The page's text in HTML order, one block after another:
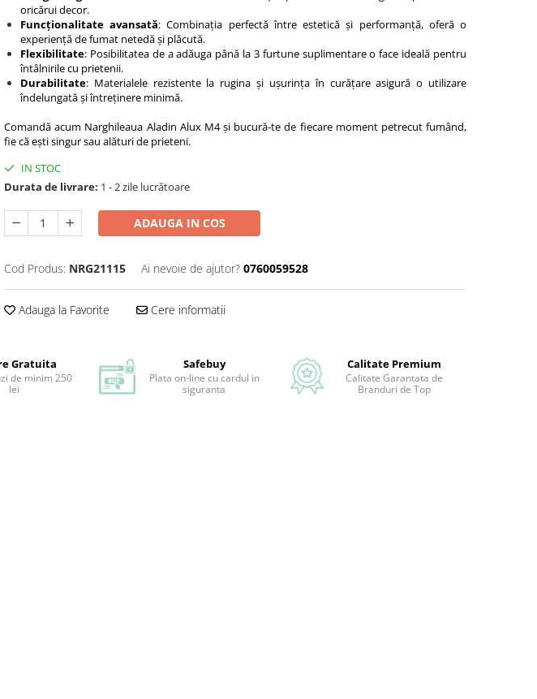
oricărui decor.
Funcționalitate avansată: Combinația perfectă între estetică și performanță, oferă o
experiență de fumat netedă și plăcută.
Flexibilitate: Posibilitatea de a adăuga până la 3 furtune suplimentare o face ideală pentru
întâlnirile cu prietenii.
Durabilitate: Materialele rezistente la rugina și ușurința în curățare asigură o utilizare
îndelungată și întreținere minimă.
Comandă acum Narghileaua Aladin Alux M4 și bucură-te de fiecare moment petrecut fumând,
fie că ești singur sau alături de prieteni.
IN STOC
Durata de livrare: 1 - 2 zile lucrătoare
ADAUGA IN COS
Cod Produs: NRG21115 Ai nevoie de ajutor? 0760059528
Adauga la Favorite Cere informatii
Gratuita
de minim 250
lei
Safebuy
Plata on-line cu cardul in
siguranta
Calitate Premium
Calitate Garantata de
Branduri de Top